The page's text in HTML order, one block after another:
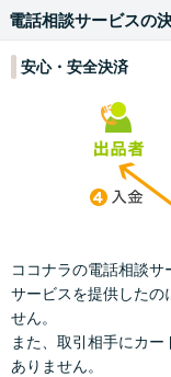
「アプリでかける」を
ード、ログインしてお
途中でかけ直す場合
※「電話でかける」を
ついて詳しくはこちら
電話相談サービスの
安心・安全決済
ココナラの電話相談サ
サービスを提供したの
せん。
また、取引相手にカ
ありません。